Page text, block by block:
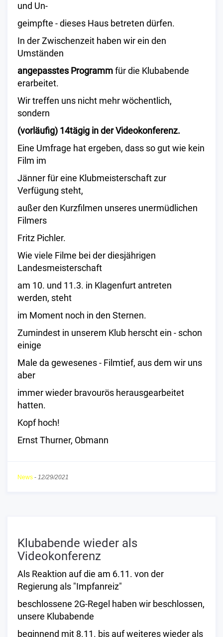
und Un-
geimpfte - dieses Haus betreten dürfen.
In der Zwischenzeit haben wir ein den
Umständen
angepasstes Programmfür die Klubabende
erarbeitet.
Wir treffen uns nicht mehr wöchentlich,
sondern
(vorläufig) 14tägig in der Videokonferenz.
Eine Umfrage hat ergeben, dass so gut wie kein
Film im
Jänner für eine Klubmeisterschaft zur
Verfügung steht,
außer den Kurzfilmen unseres unermüdlichen
Filmers
Fritz Pichler.
Wie viele Filme bei der diesjährigen
Landesmeisterschaft
am 10. und 11.3. in Klagenfurt antreten
werden, steht
im Moment noch in den Sternen.
Zumindest in unserem Klub herscht ein - schon
einige
Male da gewesenes - Filmtief, aus dem wir uns
aber
immer wieder bravourös herausgearbeitet
hatten.
Kopf hoch!
Ernst Thurner, Obmann
News - 12/29/2021
Klubabende wieder als
Videokonferenz
Als Reaktion auf die am 6.11. von der
Regierung als "Impfanreiz"
beschlossene 2G-Regel haben wir beschlossen,
unsere Klubabende
beginnend mit 8.11. bis auf weiteres wieder als